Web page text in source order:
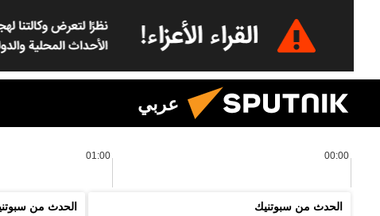
عربي
00:00
01:00
الحدث من سبوتنيك
الحدث من